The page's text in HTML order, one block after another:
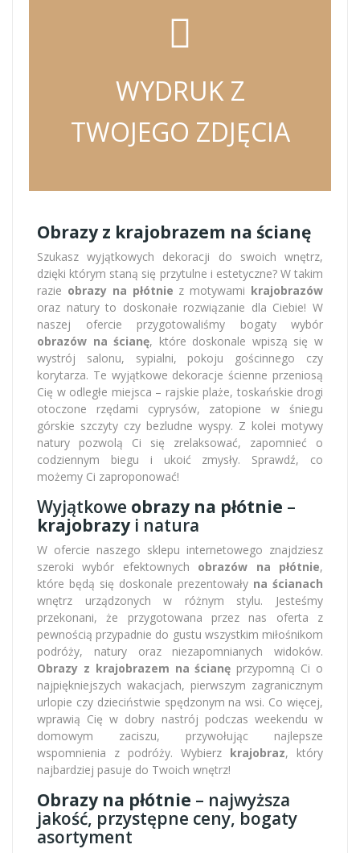
WYDRUK Z
TWOJEGO ZDJĘCIA
Obrazy z krajobrazem na ścianę
Szukasz wyjątkowych dekoracji do swoich wnętrz,
dzięki którym staną się przytulne i estetyczne? W takim
razie obrazy na płótnie z motywami krajobrazów
oraz natury to doskonałe rozwiązanie dla Ciebie! W
naszej ofercie przygotowaliśmy bogaty wybór
obrazów na ścianę, które doskonale wpiszą się w
wystrój salonu, sypialni, pokoju gościnnego czy
korytarza. Te wyjątkowe dekoracje ścienne przeniosą
Cię w odległe miejsca – rajskie plaże, toskańskie drogi
otoczone rzędami cyprysów, zatopione w śniegu
górskie szczyty czy bezludne wyspy. Z kolei motywy
natury pozwolą Ci się zrelaksować, zapomnieć o
codziennym biegu i ukoić zmysły. Sprawdź, co
możemy Ci zaproponować!
Wyjątkowe obrazy na płótnie –
krajobrazy i natura
W ofercie naszego sklepu internetowego znajdziesz
szeroki wybór efektownych obrazów na płótnie,
które będą się doskonale prezentowały na ścianach
wnętrz urządzonych w różnym stylu. Jesteśmy
przekonani, że przygotowana przez nas oferta z
pewnością przypadnie do gustu wszystkim miłośnikom
podróży, natury oraz niezapomnianych widoków.
Obrazy z krajobrazem na ścianę przypomną Ci o
najpiękniejszych wakacjach, pierwszym zagranicznym
urlopie czy dzieciństwie spędzonym na wsi. Co więcej,
wprawią Cię w dobry nastrój podczas weekendu w
domowym zaciszu, przywołując najlepsze
wspomnienia z podróży. Wybierz krajobraz, który
najbardziej pasuje do Twoich wnętrz!
Obrazy na płótnie – najwyższa
jakość, przystępne ceny, bogaty
asortyment